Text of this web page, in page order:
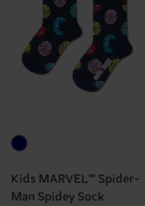
Kids MARVEL™ Spider-
Man Spidey Sock